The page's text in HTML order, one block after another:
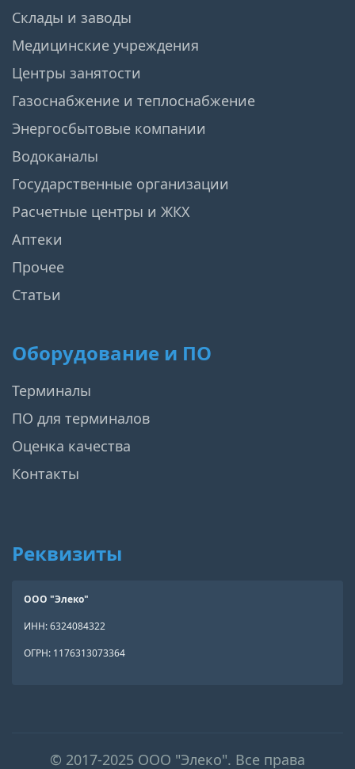
Склады и заводы
Медицинские учреждения
Центры занятости
Газоснабжение и теплоснабжение
Энергосбытовые компании
Водоканалы
Государственные организации
Расчетные центры и ЖКХ
Аптеки
Прочее
Статьи
Оборудование и ПО
Терминалы
ПО для терминалов
Оценка качества
Контакты
Реквизиты
ООО "Элеко"
ИНН: 6324084322
ОГРН: 1176313073364
© 2017-2025 ООО "Элеко". Все права